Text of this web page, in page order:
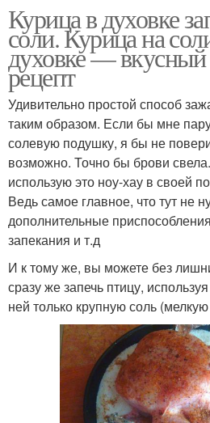
Курица в духовке
соли. Курица на
духовке —
рецепт
Удивительно простой способ
таким образом. Если бы мне
солевую подушку, я бы не
возможно. Точно бы брови
использую это ноу-хау в своей
Ведь самое главное, что тут не
дополнительные
запекания и т.д
И к тому же, вы можете без
сразу же запечь птицу,
ней только крупную соль